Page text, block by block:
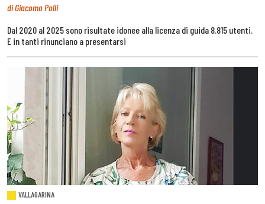
di Giacomo Polli
Dal 2020 al 2025 sono risultate idonee alla licenza di guida 8.815 utenti.
E in tanti rinunciano a presentarsi
VALLAGARINA